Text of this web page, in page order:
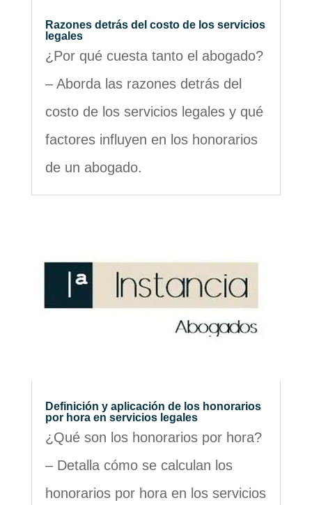
Razones detrás del costo de los servicios
legales
¿Por qué cuesta tanto el abogado?
– Aborda las razones detrás del
costo de los servicios legales y qué
factores influyen en los honorarios
de un abogado.
Definición y aplicación de los honorarios
por hora en servicios legales
¿Qué son los honorarios por hora?
– Detalla cómo se calculan los
honorarios por hora en los servicios